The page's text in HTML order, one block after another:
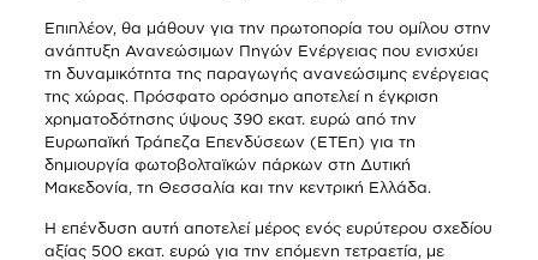
Επιπλέον, θα μάθουν για την πρωτοπορία του ομίλου στην
ανάπτυξη Ανανεώσιμων Πηγών Ενέργειας που ενισχύει
τη δυναμικότητα της παραγωγής ανανεώσιμης ενέργειας
της χώρας. Πρόσφατο ορόσημο αποτελεί η έγκριση
χρηματοδότησης ύψους 390 εκατ. ευρώ από την
Ευρωπαϊκή Τράπεζα Επενδύσεων (ΕΤΕπ) για τη
δημιουργία φωτοβολταϊκών πάρκων στη Δυτική
Μακεδονία, τη Θεσσαλία και την κεντρική Ελλάδα.
Η επένδυση αυτή αποτελεί μέρος ενός ευρύτερου σχεδίου
αξίας 500 εκατ. ευρώ για την επόμενη τετραετία, με